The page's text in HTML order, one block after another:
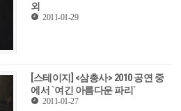
외
2011-01-29
[스테이지] <삼총사> 2010 공연 중
에서 `여긴 아름다운 파리`
2011-01-27